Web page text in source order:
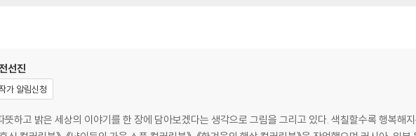
좋아, 함께라면! 가까이 더 가까이
| 씽씽! 타고 또 타고 | 오늘은 엄마가 산타할아버지야? | 추워도 겨울이 좋아 | 이야기는 언제나 재밌어
선진
가 알림신청
뜻하고 밝은 세상의 이야기를 한 장에 담아보겠다는 생각으로 그림을 그리고 있다. 색칠할수록 행복해